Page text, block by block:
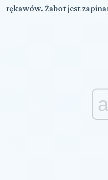
rękawów. Żabot jest